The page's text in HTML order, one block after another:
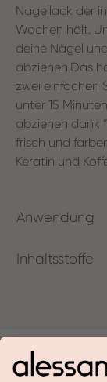
Nagellack der
Wochen hält.
deine Nägel
abziehen.Das
zwei einfachen
unter 15
abziehen dank
frisch und
Keratin und
Anwendung
Inhaltsstoffe